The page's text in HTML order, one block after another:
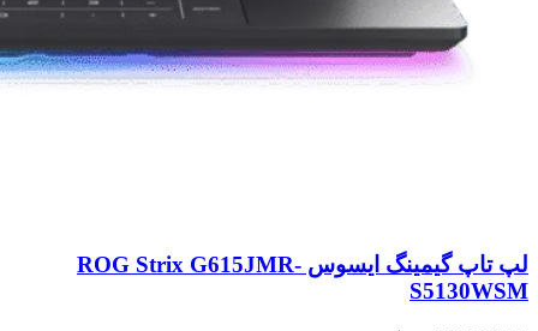
لپ تاپ گیمینگ ایسوس ROG Strix G615JMR-
S5130WSM